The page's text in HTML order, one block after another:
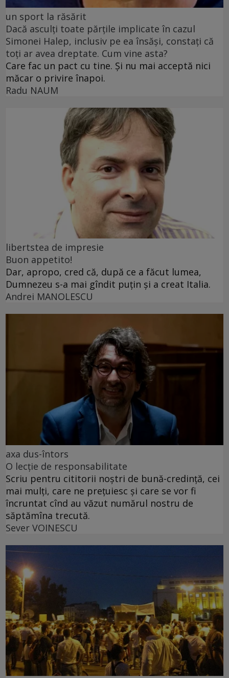
un sport la răsărit
Dacă asculți toate părțile implicate în cazul
Simonei Halep, inclusiv pe ea însăși, constați că
toți ar avea dreptate. Cum vine asta?
Care fac un pact cu tine. Și nu mai acceptă nici
măcar o privire înapoi.
Radu NAUM
libertstea de impresie
Buon appetito!
Dar, apropo, cred că, după ce a făcut lumea,
Dumnezeu s-a mai gîndit puțin și a creat Italia.
Andrei MANOLESCU
axa dus-întors
O lecție de responsabilitate
Scriu pentru cititorii noștri de bună-credință, cei
mai mulți, care ne prețuiesc și care se vor fi
încruntat cînd au văzut numărul nostru de
săptămîna trecută.
Sever VOINESCU